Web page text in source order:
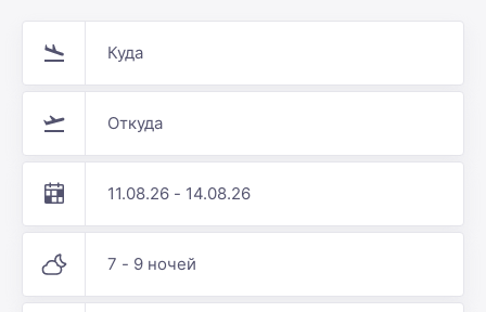
Куда
Откуда
11.08.26 - 14.08.26
7 - 9 ночей